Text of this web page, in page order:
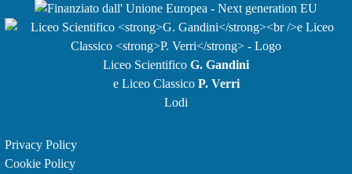
Liceo Scientifico G. Gandini
e Liceo Classico P. Verri
Lodi
Privacy Policy
Cookie Policy